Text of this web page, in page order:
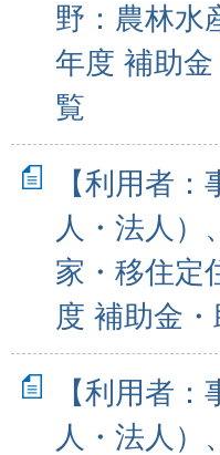
野：農林水
年度 補助
覧
【利用者
人・法人）
家・移住定
度 補助金
【利用者
人・法人）